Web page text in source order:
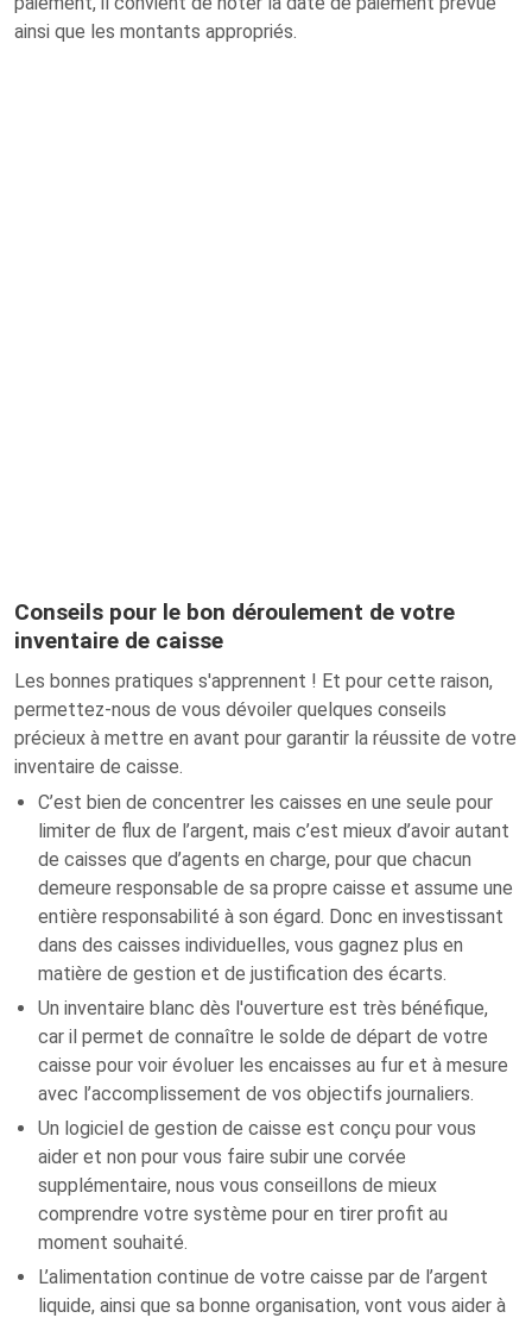
ainsi que les montants appropriés.
Conseils pour le bon déroulement de votre
inventaire de caisse
Les bonnes pratiques s'apprennent ! Et pour cette raison,
permettez-nous de vous dévoiler quelques conseils
précieux à mettre en avant pour garantir la réussite de votre
inventaire de caisse.
C’est bien de concentrer les caisses en une seule pour
limiter de flux de l’argent, mais c’est mieux d’avoir autant
de caisses que d’agents en charge, pour que chacun
demeure responsable de sa propre caisse et assume une
entière responsabilité à son égard. Donc en investissant
dans des caisses individuelles, vous gagnez plus en
matière de gestion et de justification des écarts.
Un inventaire blanc dès l'ouverture est très bénéfique,
car il permet de connaître le solde de départ de votre
caisse pour voir évoluer les encaisses au fur et à mesure
avec l’accomplissement de vos objectifs journaliers.
Un logiciel de gestion de caisse est conçu pour vous
aider et non pour vous faire subir une corvée
supplémentaire, nous vous conseillons de mieux
comprendre votre système pour en tirer profit au
moment souhaité.
L’alimentation continue de votre caisse par de l’argent
liquide, ainsi que sa bonne organisation, vont vous aider à